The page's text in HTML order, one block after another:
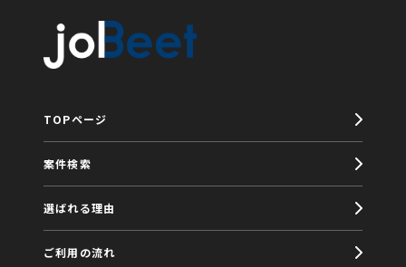
TOPページ
案件検索
選ばれる理由
ご利用の流れ